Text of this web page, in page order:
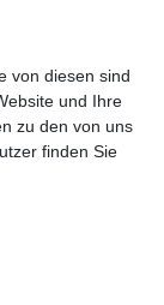
von diesen sind
und Ihre
zu den von uns
finden Sie